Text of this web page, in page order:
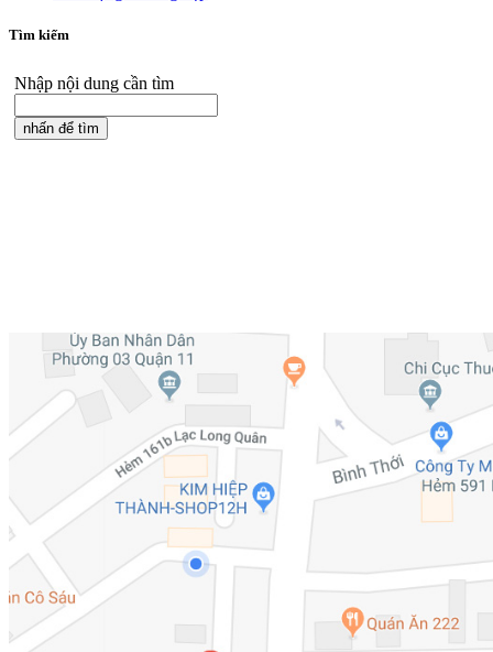
Tìm kiếm
Nhập nội dung cần tìm